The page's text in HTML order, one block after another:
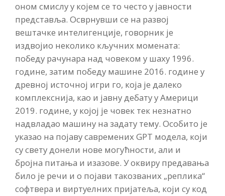
оном смислу у којем се то често у јавности
представља. Осврнувши се на развој
вештачке интелигенције, говорник је
издвојио неколико кључних момената:
победу рачунара над човеком у шаху 1996.
године, затим победу машине 2016. године у
древној источној игри го, која је далеко
комплекснија, као и јавну дебату у Америци
2019. године, у којој је човек тек незнатно
надвладао машину на задату тему. Особито је
указао на појаву савремених GPT модела, који
су свету донели нове могућности, али и
бројна питања и изазове. У оквиру предавања
било је речи и о појави такозваних „реплика“
софтвера и виртуелних пријатеља, који су код